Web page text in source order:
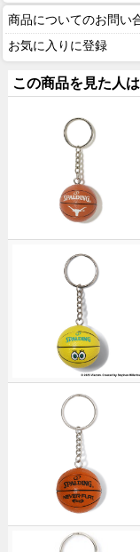
商品についてのお問い
お気に入りに登録
この商品を見た人